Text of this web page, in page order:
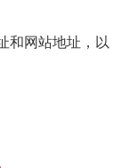
和网站地址，以